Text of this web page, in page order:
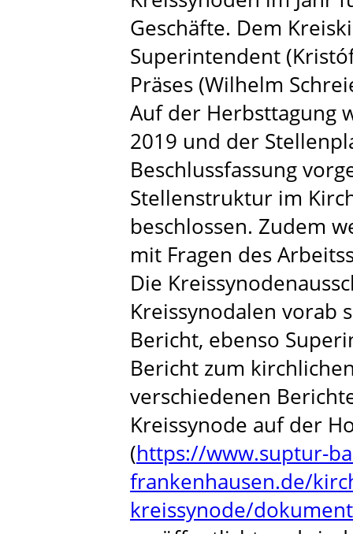
Geschäfte. Dem
Superintendent
Präses (Wilhelm
Auf der Herbsttagung
2019 und der
Beschlussfassung
Stellenstruktur im
beschlossen. Zudem
mit Fragen des
Die
Kreissynodalen vorab
Bericht, ebenso
Bericht zum
verschiedenen
Kreissynode auf der
(https://www.suptur-
frankenhausen.de/
kreissynode/